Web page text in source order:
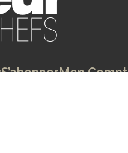
S’abonnerMon